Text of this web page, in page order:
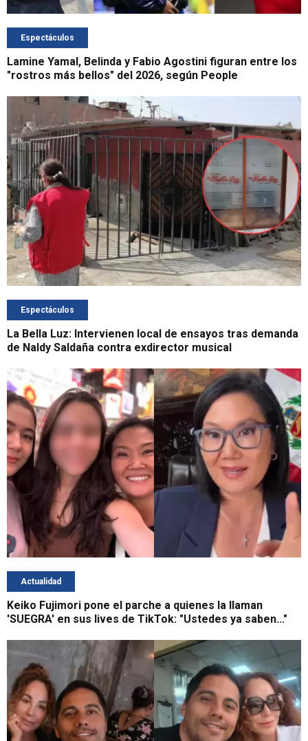
Espectáculos
Lamine Yamal, Belinda y Fabio Agostini figuran entre los
"rostros más bellos" del 2026, según People
Espectáculos
La Bella Luz: Intervienen local de ensayos tras demanda
de Naldy Saldaña contra exdirector musical
Actualidad
Keiko Fujimori pone el parche a quienes la llaman
'SUEGRA' en sus lives de TikTok: "Ustedes ya saben..."